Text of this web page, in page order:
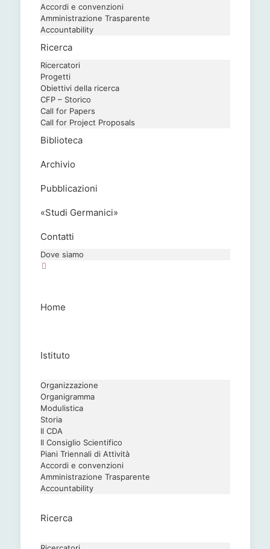
Accordi e convenzioni
Amministrazione Trasparente
Accountability
Ricerca
Ricercatori
Progetti
Obiettivi della ricerca
CFP – Storico
Call for Papers
Call for Project Proposals
Biblioteca
Archivio
Pubblicazioni
«Studi Germanici»
Contatti
Dove siamo
Home
Istituto
Organizzazione
Organigramma
Modulistica
Storia
Il CDA
Il Consiglio Scientifico
Piani Triennali di Attività
Accordi e convenzioni
Amministrazione Trasparente
Accountability
Ricerca